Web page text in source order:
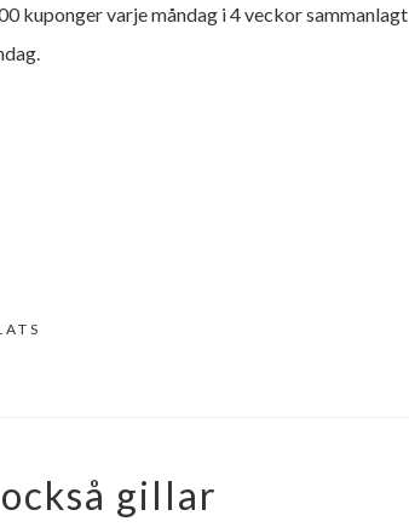
kuponger varje måndag i 4 veckor sammanlagt
gillar